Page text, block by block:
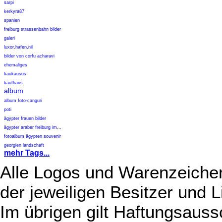
sarpi
kerkyra87
spanien
freiburg strassenbahn bilder
galeri
luxor,hafen,nil
bilder von corfu acharavi
ehemaliges
kaukausus
kaufhaus
album
album foto-canguri
poti
ägypter frauen bilder
ägypter araber freiburg im...
fotoalbum ägypten souvenir
georgien landschaft
mehr Tags...
Alle Logos und
der jeweiligen Besitzer und
Im übrigen gilt